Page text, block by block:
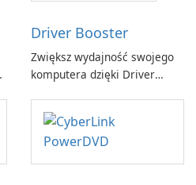
Driver Booster
Zwiększ wydajność swojego
komputera dzięki Driver